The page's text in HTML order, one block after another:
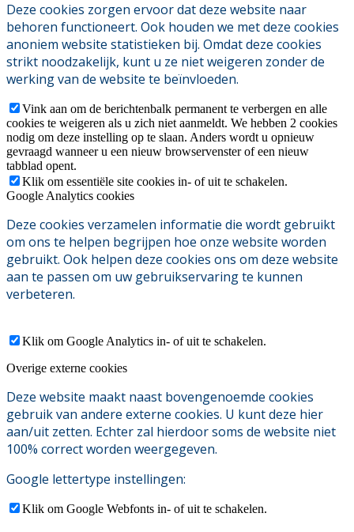
Deze cookies zorgen ervoor dat deze website naar
behoren functioneert. Ook houden we met deze cookies
anoniem website statistieken bij. Omdat deze cookies
strikt noodzakelijk, kunt u ze niet weigeren zonder de
werking van de website te beïnvloeden.
Vink aan om de berichtenbalk permanent te verbergen en alle
cookies te weigeren als u zich niet aanmeldt. We hebben 2 cookies
nodig om deze instelling op te slaan. Anders wordt u opnieuw
gevraagd wanneer u een nieuw browservenster of een nieuw
tabblad opent.
Klik om essentiële site cookies in- of uit te schakelen.
Google Analytics cookies
Deze cookies verzamelen informatie die wordt gebruikt
om ons te helpen begrijpen hoe onze website worden
gebruikt. Ook helpen deze cookies ons om deze website
aan te passen om uw gebruikservaring te kunnen
verbeteren.
Klik om Google Analytics in- of uit te schakelen.
Overige externe cookies
Deze website maakt naast bovengenoemde cookies
gebruik van andere externe cookies. U kunt deze hier
aan/uit zetten. Echter zal hierdoor soms de website niet
100% correct worden weergegeven.
Google lettertype instellingen:
Klik om Google Webfonts in- of uit te schakelen.